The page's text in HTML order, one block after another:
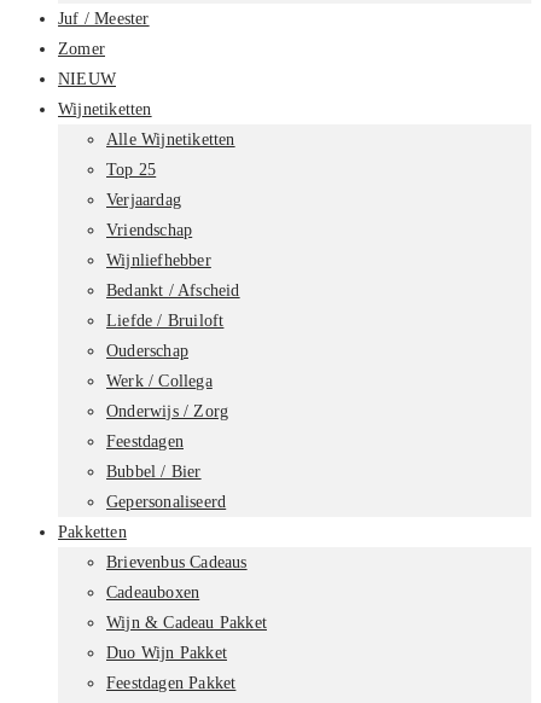
Juf / Meester
Zomer
NIEUW
Wijnetiketten
Alle Wijnetiketten
Top 25
Verjaardag
Vriendschap
Wijnliefhebber
Bedankt / Afscheid
Liefde / Bruiloft
Ouderschap
Werk / Collega
Onderwijs / Zorg
Feestdagen
Bubbel / Bier
Gepersonaliseerd
Pakketten
Brievenbus Cadeaus
Cadeauboxen
Wijn & Cadeau Pakket
Duo Wijn Pakket
Feestdagen Pakket